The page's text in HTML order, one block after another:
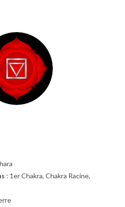
: 1er Chakra, Chakra Racine,